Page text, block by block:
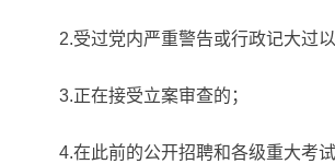
2.受过党内严重警告或行政记大过以
3.正在接受立案审查的；
4.在此前的公开招聘和各级重大考